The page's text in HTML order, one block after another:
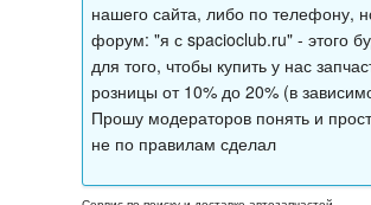
нашего сайта, либо по телефону,
форум: "я с spacioclub.ru" - этого
для того, чтобы купить у нас
розницы от 10% до 20% (в
Прошу модераторов понять и
не по правилам сделал